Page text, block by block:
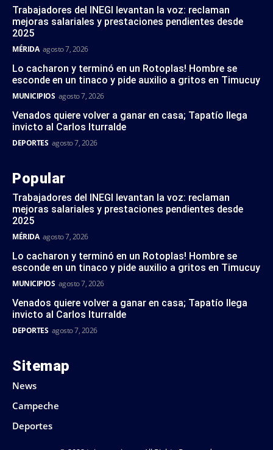
Trabajadores del INEGI levantan la voz: reclaman
mejoras salariales y prestaciones pendientes desde
2025
MÉRIDA agosto 7, 2026
Lo cacharon y terminó en un Rotoplas! Hombre se
esconde en un tinaco y pide auxilio a gritos en Timucuy
MUNICIPIOS agosto 7, 2026
Venados quiere volver a ganar en casa; Tapatío llega
invicto al Carlos Iturralde
DEPORTES agosto 7, 2026
Popular
Trabajadores del INEGI levantan la voz: reclaman
mejoras salariales y prestaciones pendientes desde
2025
MÉRIDA agosto 7, 2026
Lo cacharon y terminó en un Rotoplas! Hombre se
esconde en un tinaco y pide auxilio a gritos en Timucuy
MUNICIPIOS agosto 7, 2026
Venados quiere volver a ganar en casa; Tapatío llega
invicto al Carlos Iturralde
DEPORTES agosto 7, 2026
Sitemap
News
Campeche
Deportes